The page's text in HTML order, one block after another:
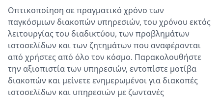
Οπτικοποίηση σε πραγματικό χρόνο των
παγκόσμιων διακοπών υπηρεσιών, του χρόνου εκτός
λειτουργίας του διαδικτύου, των προβλημάτων
ιστοσελίδων και των ζητημάτων που αναφέρονται
από χρήστες από όλο τον κόσμο. Παρακολουθήστε
την αξιοπιστία των υπηρεσιών, εντοπίστε μοτίβα
διακοπών και μείνετε ενημερωμένοι για διακοπές
ιστοσελίδων και υπηρεσιών με ζωντανές